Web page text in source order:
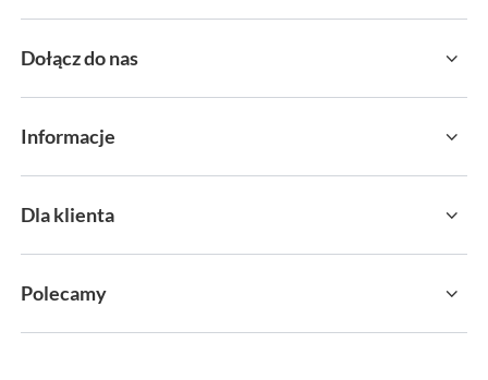
Dołącz do nas
Informacje
Dla klienta
Polecamy